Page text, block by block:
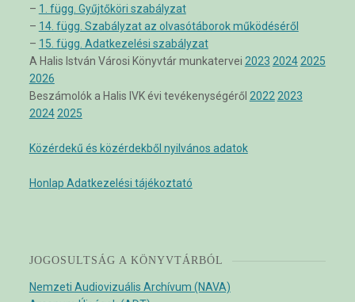
– 1. függ. Gyűjtőköri szabályzat
– 14. függ. Szabályzat az olvasótáborok működéséről
– 15. függ. Adatkezelési szabályzat
A Halis István Városi Könyvtár munkatervei 2023 2024 2025
2026
Beszámolók a Halis IVK évi tevékenységéről 2022 2023
2024 2025
Közérdekű és közérdekből nyilvános adatok
Honlap Adatkezelési tájékoztató
JOGOSULTSÁG A KÖNYVTÁRBÓL
Nemzeti Audiovizuális Archívum (NAVA)